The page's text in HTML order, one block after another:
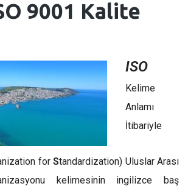
9001 Kalite
ISO
Kelime
Anlamı
İtibariyle
forStandardization) Uluslar Arası
kelimesinin ingilizce baş